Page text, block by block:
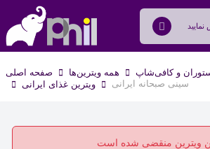
صفحه اصلی همه ویترین‌ها
و کافی‌شاپ
ویترین غذای ایرانی
سینی صبحانه ایرانی
ویترین منقضی شده است